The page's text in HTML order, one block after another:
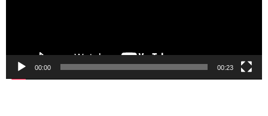
00:00 00:23